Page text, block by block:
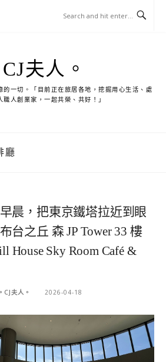
CJ夫人。
的一切。「目前正在旅居各地，挖掘用心生活、處
職人創業家，一起共榮、共好！」
廳
晨，把東京鐵塔拉近到眼
台之丘 森 JP Tower 33 樓
House Sky Room Café &
。CJ夫人。 2026-04-18